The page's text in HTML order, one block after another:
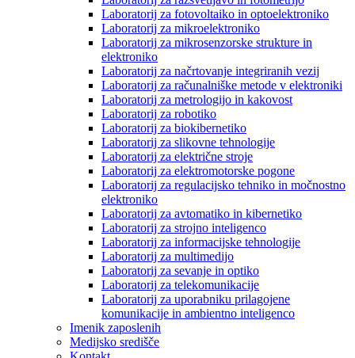
Laboratorij za fotovoltaiko in optoelektroniko
Laboratorij za mikroelektroniko
Laboratorij za mikrosenzorske strukture in
elektroniko
Laboratorij za načrtovanje integriranih vezij
Laboratorij za računalniške metode v elektroniki
Laboratorij za metrologijo in kakovost
Laboratorij za robotiko
Laboratorij za biokibernetiko
Laboratorij za slikovne tehnologije
Laboratorij za električne stroje
Laboratorij za elektromotorske pogone
Laboratorij za regulacijsko tehniko in močnostno
elektroniko
Laboratorij za avtomatiko in kibernetiko
Laboratorij za strojno inteligenco
Laboratorij za informacijske tehnologije
Laboratorij za multimedijo
Laboratorij za sevanje in optiko
Laboratorij za telekomunikacije
Laboratorij za uporabniku prilagojene
komunikacije in ambientno inteligenco
Imenik zaposlenih
Medijsko središče